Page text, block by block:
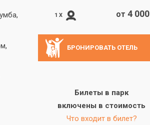
1 X от 4 000
БРОНИРОВАТЬ ОТЕЛЬ
Билеты в парк
включены в стоимость
Что входит в билет?